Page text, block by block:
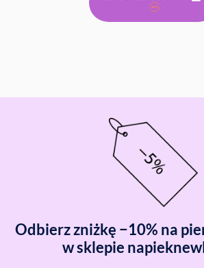
Odbierz zniżkę −10% na
w sklepie